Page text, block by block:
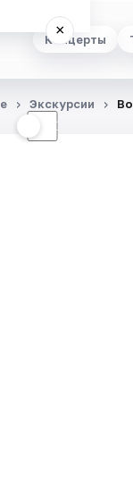
Концерты
×
☾
Экскурсии